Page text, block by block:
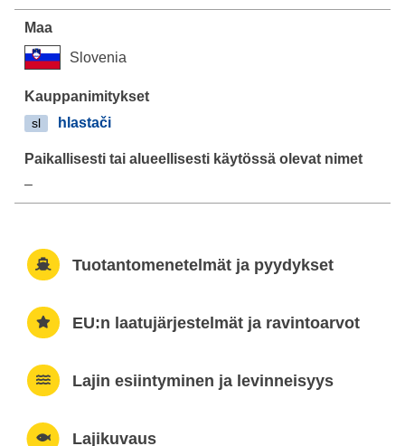
Slovenia
sl hlastači
–
Tuotantomenetelmät ja pyydykset
EU:n laatujärjestelmät ja ravintoarvot
Lajin esiintyminen ja levinneisyys
Lajikuvaus